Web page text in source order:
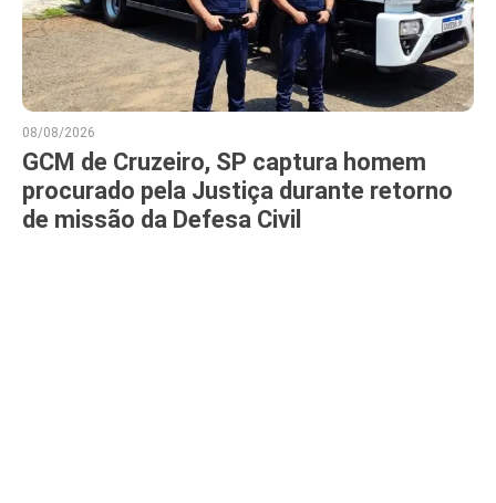
08/08/2026
GCM de Cruzeiro, SP captura homem
procurado pela Justiça durante retorno
de missão da Defesa Civil